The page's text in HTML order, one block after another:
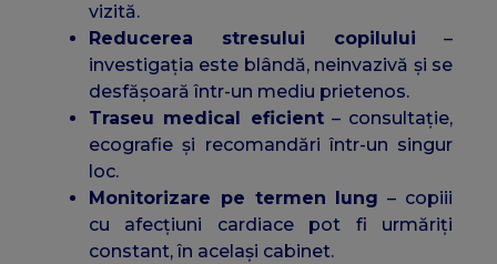
vizită.
Reducerea stresului copilului –
investigația este blândă, neinvazivă și se
desfășoară într-un mediu prietenos.
Traseu medical eficient– consultație,
ecografie și recomandări într-un singur
loc.
Monitorizare pe termen lung – copiii
cu afecțiuni cardiace pot fi urmăriți
constant, în același cabinet.